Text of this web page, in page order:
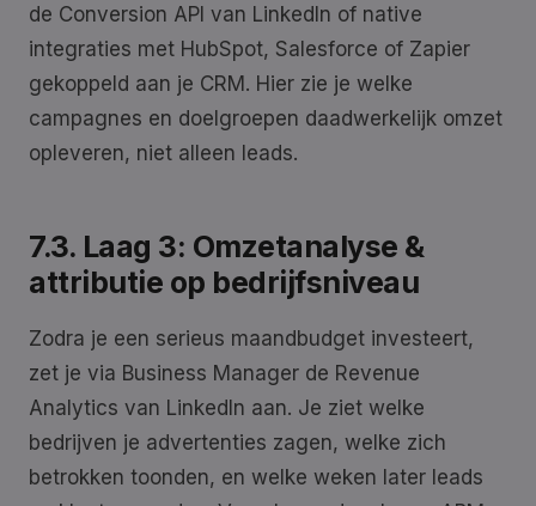
de Conversion API van LinkedIn of native
integraties met HubSpot, Salesforce of Zapier
gekoppeld aan je CRM. Hier zie je welke
campagnes en doelgroepen daadwerkelijk omzet
opleveren, niet alleen leads.
7.3. Laag 3: Omzetanalyse &
attributie op bedrijfsniveau
Zodra je een serieus maandbudget investeert,
zet je via Business Manager de Revenue
Analytics van LinkedIn aan. Je ziet welke
bedrijven je advertenties zagen, welke zich
betrokken toonden, en welke weken later leads